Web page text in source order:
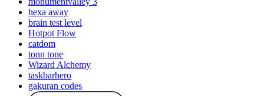
hexa away
brain test level
Hotpot Flow
catdom
tonn tone
Wizard Alchemy
taskbarhero
gakuran codes